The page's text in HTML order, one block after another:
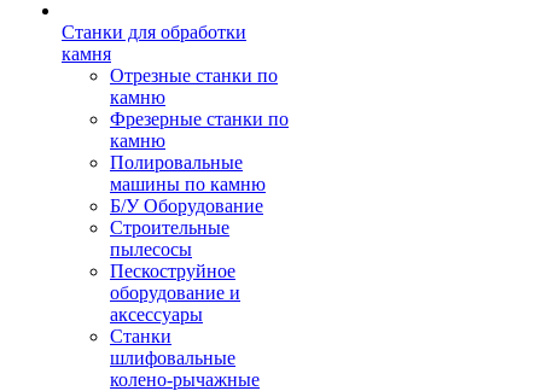
Станки для обработки
камня
Отрезные станки по
камню
Фрезерные станки по
камню
Полировальные
машины по камню
Б/У Оборудование
Строительные
пылесосы
Пескоструйное
оборудование и
аксессуары
Станки
шлифовальные
колено-рычажные